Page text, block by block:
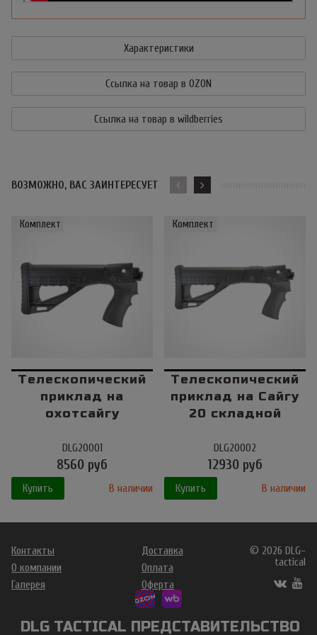
Характеристики
Ссылка на товар в OZON
Ссылка на товар в wildberries
ВОЗМОЖНО, ВАС ЗАИНТЕРЕСУЕТ
Комплект
Телескопический
приклад на
охотсайгу
DLG20001
8560 руб
Купить В наличии
Комплект
Телескопический
приклад на Сайгу
20 складной
DLG20002
12930 руб
Купить В наличии
Контакты
О компании
Галерея
Доставка
Оплата
Оферта
© 2026 DLG-
tactical
DLG TACTICAL ПРЕДСТАВИТЕЛЬСТВО